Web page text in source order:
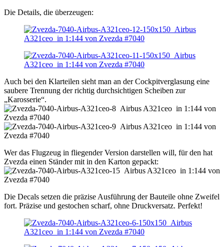
Die Details, die überzeugen:
Auch bei den Klarteilen sieht man an der Cockpitverglasung eine
saubere Trennung der richtig durchsichtigen Scheiben zur
„Karosserie“.
Wer das Flugzeug in fliegender Version darstellen will, für den hat
Zvezda einen Ständer mit in den Karton gepackt:
Die Decals setzen die präzise Ausführung der Bauteile ohne Zweifel
fort. Präzise und gestochen scharf, ohne Druckversatz. Perfekt!